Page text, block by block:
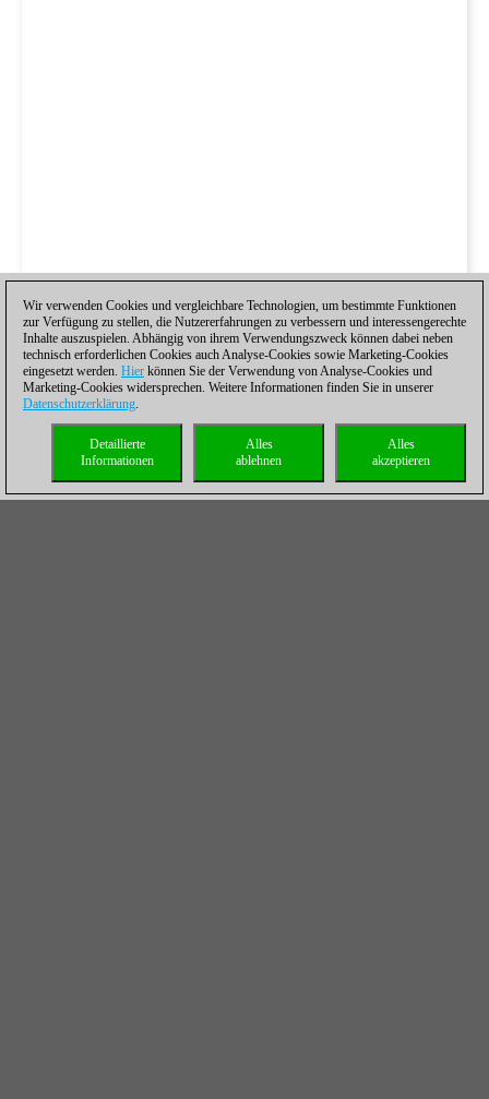
Wir verwenden Cookies und vergleichbare Technologien, um bestimmte Funktionen
zur Verfügung zu stellen, die Nutzererfahrungen zu verbessern und interessengerechte
Inhalte auszuspielen. Abhängig von ihrem Verwendungszweck können dabei neben
technisch erforderlichen Cookies auch Analyse-Cookies sowie Marketing-Cookies
eingesetzt werden. Hier können Sie der Verwendung von Analyse-Cookies und
Marketing-Cookies widersprechen. Weitere Informationen finden Sie in unserer
Datenschutzerklärung.
Alles
akzeptieren
Alles
ablehnen
Detaillierte
Informationen